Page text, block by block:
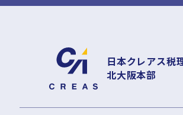
企業理念 グループ概要
グループの強
日本クレアス税
北大阪本部